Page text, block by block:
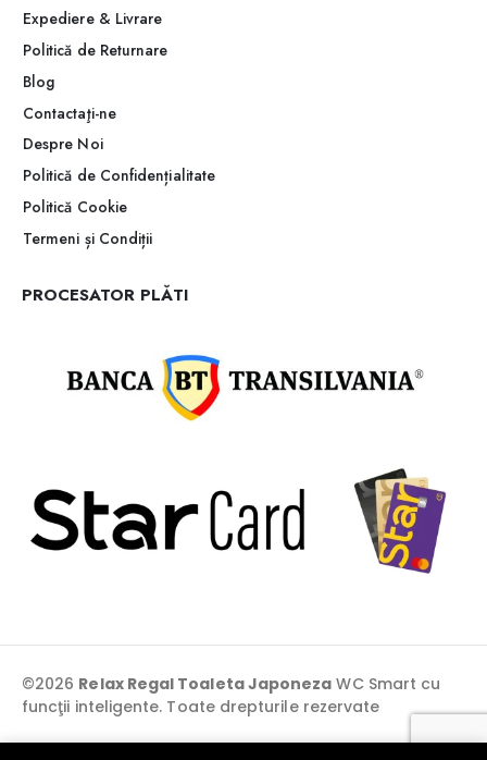
Expediere & Livrare
Politică de Returnare
Blog
Contactaţi-ne
Despre Noi
Politică de Confidențialitate
Politică Cookie
Termeni și Condiții
PROCESATOR PLĂTI
©2026 Relax Regal Toaleta Japoneza WC Smart cu
funcţii inteligente. Toate drepturile rezervate